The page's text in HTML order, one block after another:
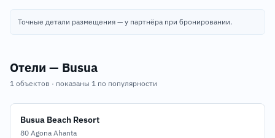
Точные детали размещения — у партнёра при бронировании.
Отели — Busua
1 объектов · показаны 1 по популярности
Busua Beach Resort
80 Agona Ahanta